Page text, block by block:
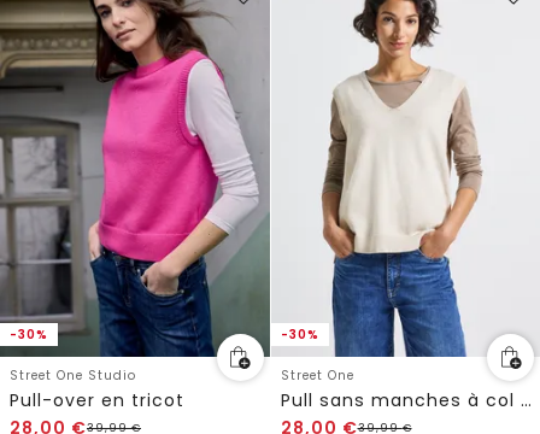
-30%
Street One Studio
Pull-over en tricot
28,00 €39,99€
-30%
Street One
Pull sans manches à col en V
28,00 €39,99€